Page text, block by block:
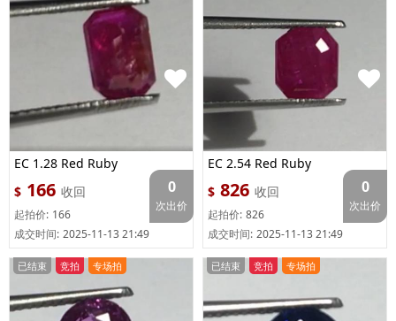
EC 1.28 Red Ruby
$ 166 收回
起拍价: 166
成交时间: 2025-11-13 21:49
0
次出价
EC 2.54 Red Ruby
$ 826 收回
起拍价: 826
成交时间: 2025-11-13 21:49
0
次出价
已结束 竞拍 专场拍 已结束 竞拍 专场拍